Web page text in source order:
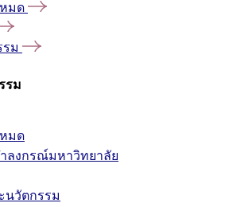
มด
ม
รม
มด
ลงกรณ์มหาวิทยาลัย
นวัตกรรม